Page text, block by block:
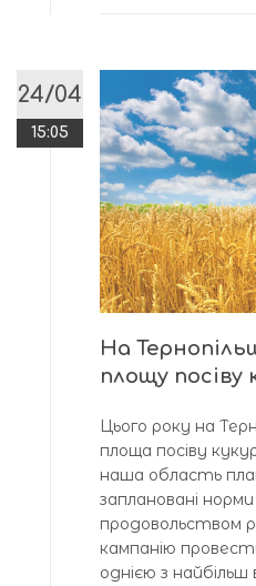
24/04
15:05
На
площу посіву
Цього року на
площа посіву
наша область
заплановані
продовольством
кампанію
однією з